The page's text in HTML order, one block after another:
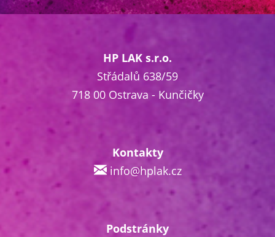
HP LAK s.r.o.
Střádalů 638/59
718 00 Ostrava - Kunčičky
Kontakty
info@hplak.cz
Podstránky